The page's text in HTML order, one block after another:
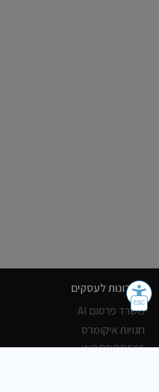
פתרונות לעסקים
משרד פרסום AI
חנויות איקומרס
WORDPRESS